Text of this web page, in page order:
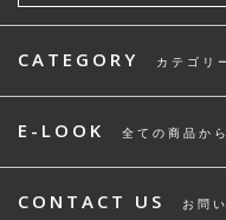
CATEGORY カテゴリ
E-LOOK 全ての商品か
CONTACT US お問